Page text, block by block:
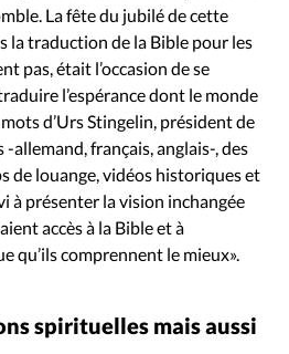
Politique
Religions
La fête du jubilé de cette
la traduction de la Bible pour les
pas, était l’occasion de se
l’espérance dont le monde
d’Urs Stingelin, président de
allemand, français, anglais-, des
de louange, vidéos historiques et
à présenter la vision inchangée
accès à la Bible et à
qu’ils comprennent le mieux».
spirituelles mais aussi